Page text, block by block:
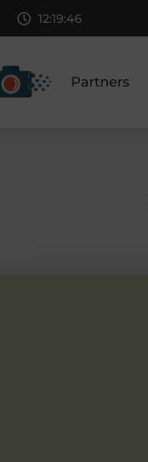
12:19:47
Partners